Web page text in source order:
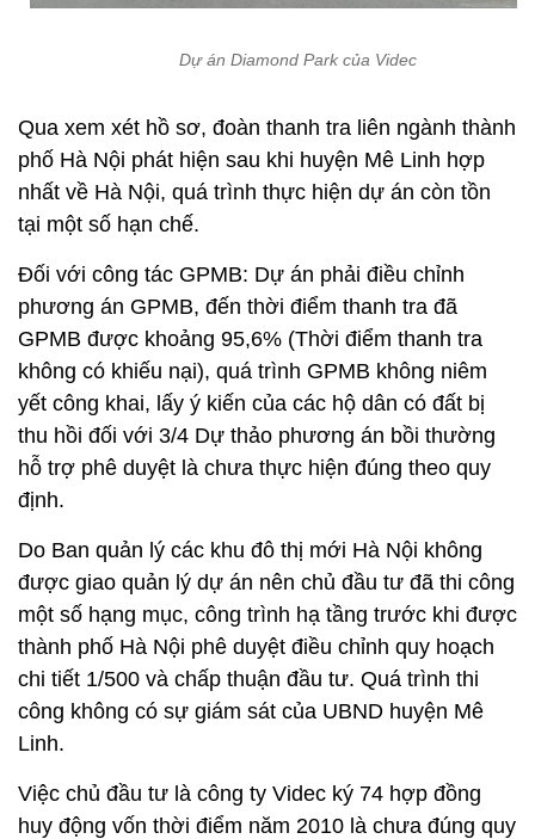
Dự án Diamond Park của Videc
Qua xem xét hồ sơ, đoàn thanh tra liên ngành thành
phố Hà Nội phát hiện sau khi huyện Mê Linh hợp
nhất về Hà Nội, quá trình thực hiện dự án còn tồn
tại một số hạn chế.
Đối với công tác GPMB: Dự án phải điều chỉnh
phương án GPMB, đến thời điểm thanh tra đã
GPMB được khoảng 95,6% (Thời điểm thanh tra
không có khiếu nại), quá trình GPMB không niêm
yết công khai, lấy ý kiến của các hộ dân có đất bị
thu hồi đối với 3/4 Dự thảo phương án bồi thường
hỗ trợ phê duyệt là chưa thực hiện đúng theo quy
định.
Do Ban quản lý các khu đô thị mới Hà Nội không
được giao quản lý dự án nên chủ đầu tư đã thi công
một số hạng mục, công trình hạ tầng trước khi được
thành phố Hà Nội phê duyệt điều chỉnh quy hoạch
chi tiết 1/500 và chấp thuận đầu tư. Quá trình thi
công không có sự giám sát của UBND huyện Mê
Linh.
Việc chủ đầu tư là công ty Videc ký 74 hợp đồng
huy động vốn thời điểm năm 2010 là chưa đúng quy